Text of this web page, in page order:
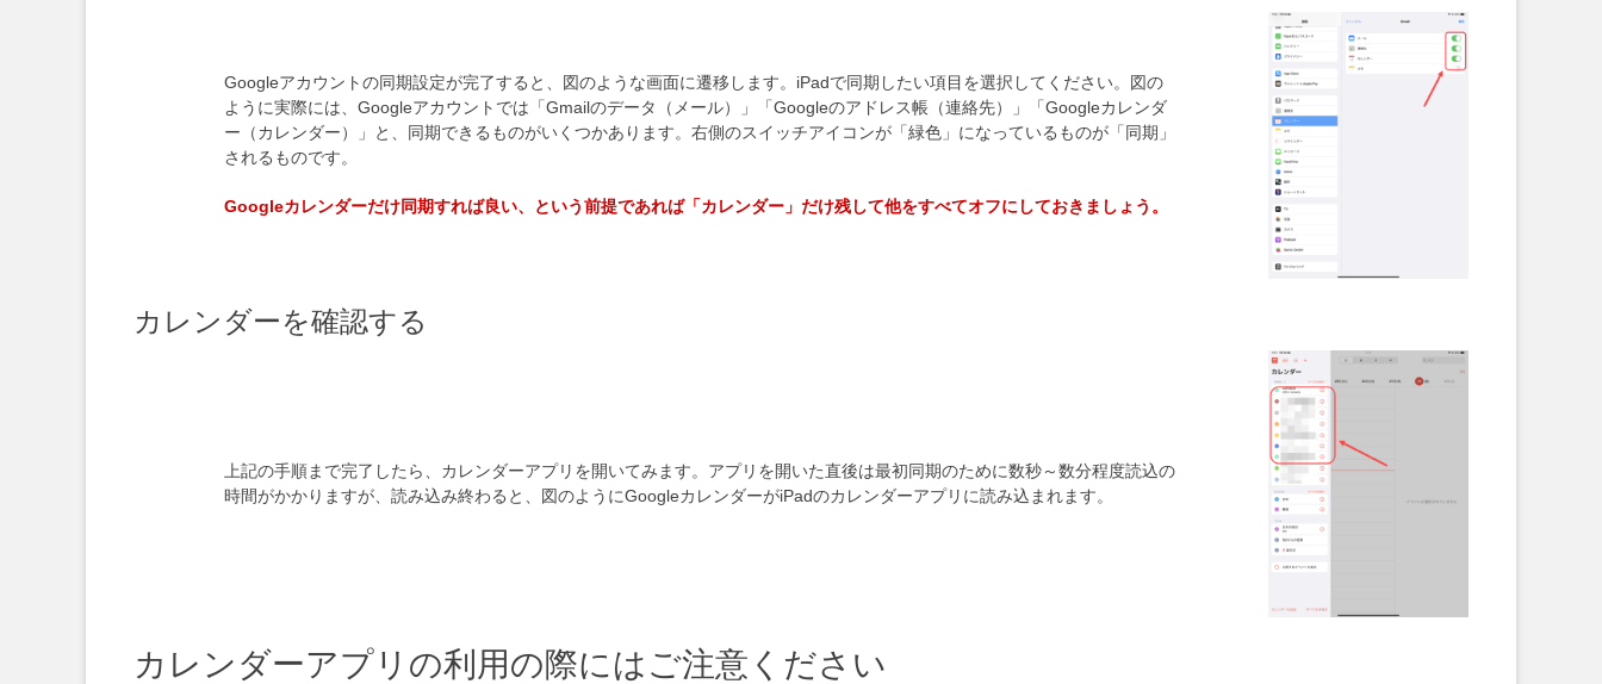
Googleアカウントの同期設定が完了すると、図のような画面に遷移します。iPadで同期したい項目を選択してください。図の
ように実際には、Googleアカウントでは「Gmailのデータ（メール）」「Googleのアドレス帳（連絡先）」「Googleカレンダ
ー（カレンダー）」と、同期できるものがいくつかあります。右側のスイッチアイコンが「緑色」になっているものが「同期」
されるものです。
Googleカレンダーだけ同期すれば良い、という前提であれば「カレンダー」だけ残して他をすべてオフにしておきましょう。
カレンダーを確認する
上記の手順まで完了したら、カレンダーアプリを開いてみます。アプリを開いた直後は最初同期のために数秒～数分程度読込の
時間がかかりますが、読み込み終わると、図のようにGoogleカレンダーがiPadのカレンダーアプリに読み込まれます。
カレンダーアプリの利用の際にはご注意ください